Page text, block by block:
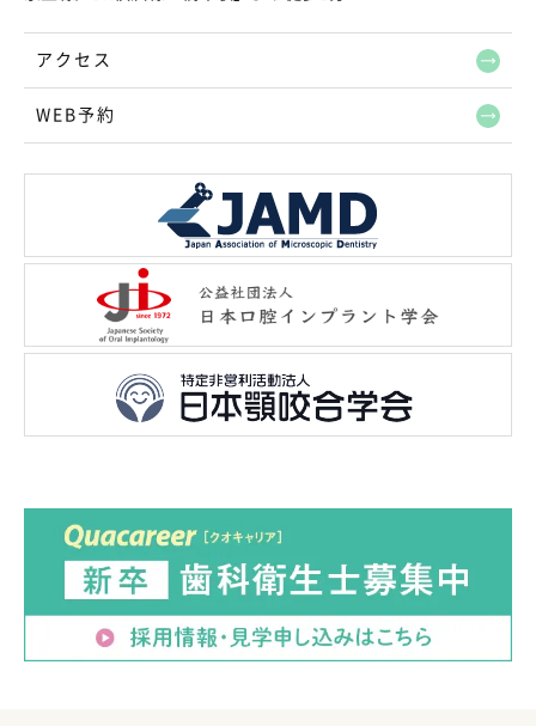
アクセス
WEB予約